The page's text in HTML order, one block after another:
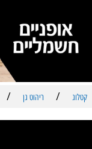
קטלוג / ריהוט גן /